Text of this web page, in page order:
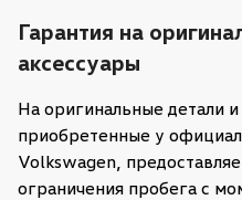
Гарантия на
аксессуары
На оригинальные детали и
приобретенные у
Volkswagen,
ограничения пробега с